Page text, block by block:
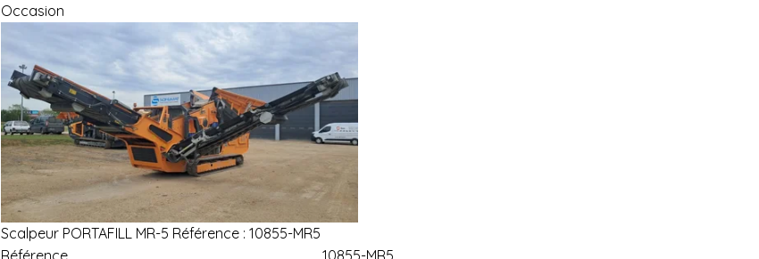
Occasion
Scalpeur PORTAFILL MR-5 Référence : 10855-MR5
Référence
10855-MR5